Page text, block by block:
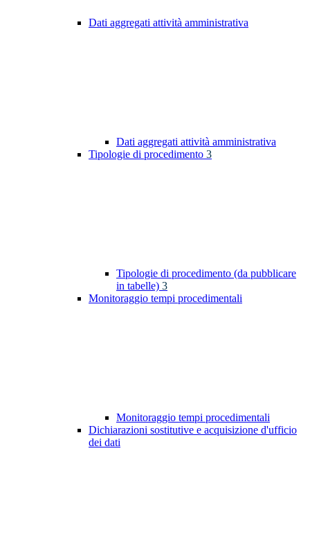
Dati aggregati attività amministrativa
Dati aggregati attività amministrativa
Tipologie di procedimento 3
Tipologie di procedimento (da pubblicare
in tabelle) 3
Monitoraggio tempi procedimentali
Monitoraggio tempi procedimentali
Dichiarazioni sostitutive e acquisizione d'ufficio
dei dati